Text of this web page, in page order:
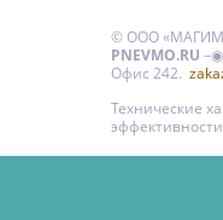
© ООО
PNEVMO.RU
Офис 242.
Технические
Цены на